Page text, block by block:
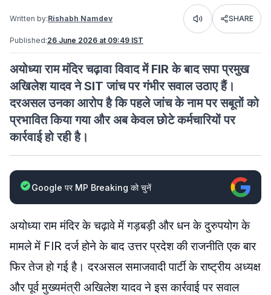
Written by:Rishabh Namdev Listen SHARE
Published:26 June 2026 at 09:49 IST
अयोध्या राम मंदिर चढ़ावा विवाद में FIR के बाद सपा प्रमुख
अखिलेश यादव ने SIT जांच पर गंभीर सवाल उठाए हैं।
दरअसल उनका आरोप है कि पहले जांच के नाम पर सबूतों को
प्रभावित किया गया और अब केवल छोटे कर्मचारियों पर
कार्रवाई हो रही है।
Google पर MP Breaking को चुनें
अयोध्या राम मंदिर के चढ़ावे में गड़बड़ी और धन के दुरुपयोग के
मामले में FIR दर्ज होने के बाद उत्तर प्रदेश की राजनीति एक बार
फिर तेज हो गई है। दरअसल समाजवादी पार्टी के राष्ट्रीय अध्यक्ष
और पूर्व मुख्यमंत्री अखिलेश यादव ने इस कार्रवाई पर सवाल